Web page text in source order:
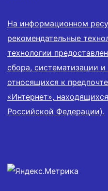
На информационном
рекомендательные
технологии
сбора, систематизации и
относящихся к
«Интернет»,
Российской Федерации).